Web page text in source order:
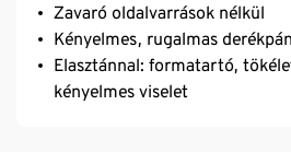
Zavaró oldalvarrások nélkül
Kényelmes, rugalmas
Elasztánnal: formatartó,
kényelmes viselet